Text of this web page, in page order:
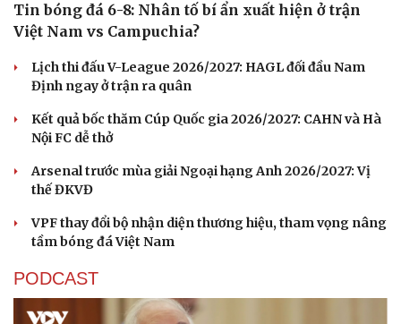
Tin bóng đá 6-8: Nhân tố bí ẩn xuất hiện ở trận
Việt Nam vs Campuchia?
Lịch thi đấu V-League 2026/2027: HAGL đối đầu Nam
Định ngay ở trận ra quân
Kết quả bốc thăm Cúp Quốc gia 2026/2027: CAHN và Hà
Nội FC dễ thở
Arsenal trước mùa giải Ngoại hạng Anh 2026/2027: Vị
thế ĐKVĐ
VPF thay đổi bộ nhận diện thương hiệu, tham vọng nâng
tầm bóng đá Việt Nam
PODCAST